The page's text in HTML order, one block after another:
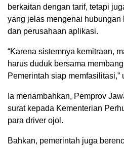
berkaitan dengan tarif, tetapi
yang jelas mengenai hubungan
dan perusahaan aplikasi.
“Karena sistemnya kemitraan,
harus duduk bersama
Pemerintah siap memfasilitasi,”
Ia menambahkan, Pemprov
surat kepada Kementerian
para driver ojol.
Bahkan, pemerintah juga